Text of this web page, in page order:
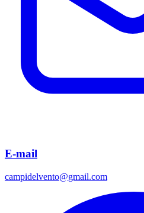
E-mail
campidelvento@gmail.com